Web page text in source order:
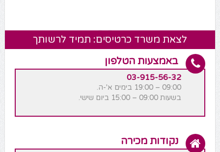
לצאת משרד כרטיסים: תמיד לרשותך
באמצעות הטלפון
03-915-56-32
09:00 – 19:00 בימים א'-ה.
בשעות 09:00 – 15:00 ביום שישי.
נקודות מכירה